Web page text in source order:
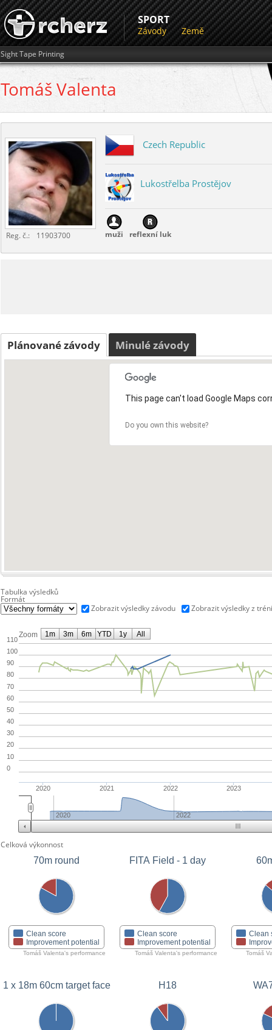
SPORT
Závody Země
Sight Tape Printing
Tomáš Valenta
Reg. č.: 11903700
Czech Republic
Lukostřelba Prostějov
muži reflexní luk
Plánované závody Minulé závody
This page can't load Google Maps
Do you own this website?
Tabulka výsledků
Formát
Zobrazit výsledky závodu
Zobrazit výsledky z
Zoom
2020 2021 2022 2023
0
10
20
30
40
50
60
70
80
90
100
110
2020 2022
1m 3m 6m YTD 1y All
Celková výkonnost
70m round
Clean score
Improvement potential
Tomáš Valenta's performance
FITA Field - 1 day
Clean score
Improvement potential
Tomáš Valenta's performance
Clean
Tomáš
1 x 18m 60cm target face H18